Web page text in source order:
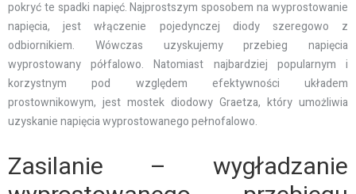
pokryć te spadki napięć. Najprostszym sposobem na wyprostowanie
napięcia, jest włączenie pojedynczej diody szeregowo z
odbiornikiem. Wówczas uzyskujemy przebieg napięcia
wyprostowany półfalowo. Natomiast najbardziej popularnym i
korzystnym pod względem efektywności układem
prostownikowym, jest mostek diodowy Graetza, który umożliwia
uzyskanie napięcia wyprostowanego pełnofalowo.
Zasilanie – wygładzanie